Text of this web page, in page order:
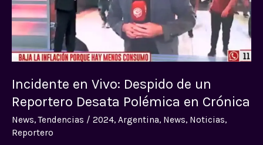
Incidente en Vivo: Despido de un
Reportero Desata Polémica en Crónica
News,Tendencias / 2024, Argentina, News, Noticias,
Reportero
un
Reportero
Desata
Polémica
en
Crónica